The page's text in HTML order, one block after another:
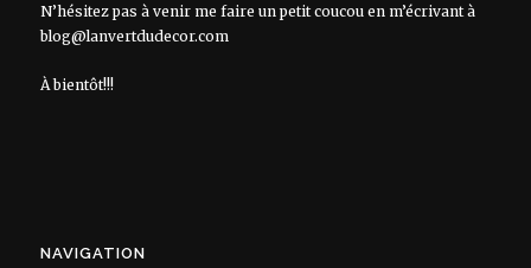
N’hésitez pas à venir me faire un petit coucou en m’écrivant à
blog@lanvertdudecor.com
À bientôt!!!
NAVIGATION